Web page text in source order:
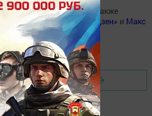
на нашTelegram-канал, а также
Одноклассниках «Дзен» и Макс
на страницу новости